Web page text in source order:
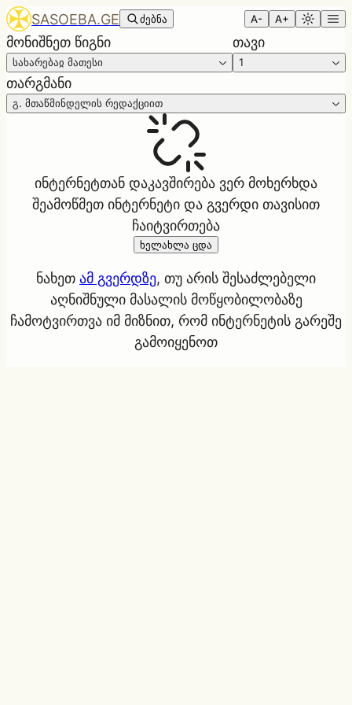
SASOEBA.GE ძებნა A- A+
მონიშნეთ წიგნი
სახარებაჲ მათესი
თავი
1
თარგმანი
გ. მთაწმინდელის რედაქციით
ინტერნეტთან დაკავშირება ვერ მოხერხდა
შეამოწმეთ ინტერნეტი და გვერდი თავისით
ჩაიტვირთება
ხელახლა ცდა
ნახეთ ამ გვერდზე, თუ არის შესაძლებელი
აღნიშნული მასალის მოწყობილობაზე
ჩამოტვირთვა იმ მიზნით, რომ ინტერნეტის გარეშე
გამოიყენოთ